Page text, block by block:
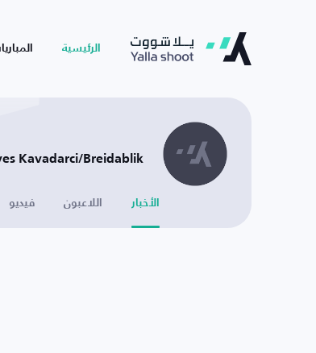
الرئيسية
Kavadarci/Breidablik -
الأخبار اللاعبون فيديو